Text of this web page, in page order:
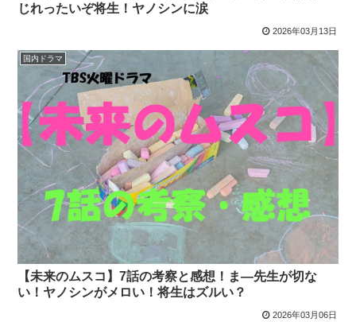
じれったいぞ将生！ヤノシンに涙
2026年03月13日
国内ドラマ
【未来のムスコ】7話の考察と感想！ま―先生が切な
い！ヤノシンがメロい！将生はズルい？
2026年03月06日